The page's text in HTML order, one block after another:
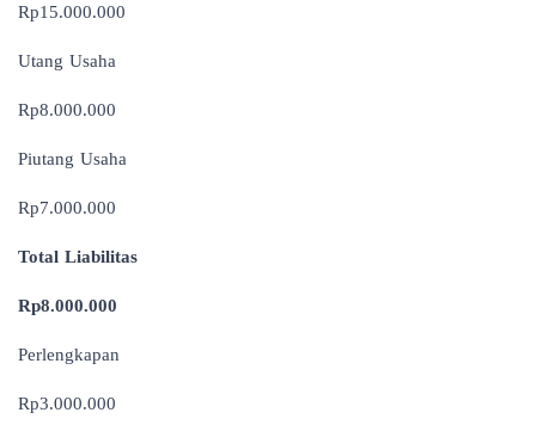
Rp15.000.000
Utang Usaha
Rp8.000.000
Piutang Usaha
Rp7.000.000
Total Liabilitas
Rp8.000.000
Perlengkapan
Rp3.000.000